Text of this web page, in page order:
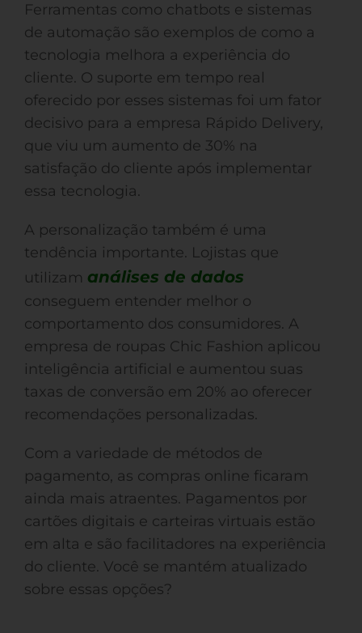
Ferramentas como chatbots e sistemas
de automação são exemplos de como a
tecnologia melhora a experiência do
cliente. O suporte em tempo real
oferecido por esses sistemas foi um fator
decisivo para a empresa Rápido Delivery,
que viu um aumento de 30% na
satisfação do cliente após implementar
essa tecnologia.
A personalização também é uma
tendência importante. Lojistas que
utilizam análises de dados
conseguem entender melhor o
comportamento dos consumidores. A
empresa de roupas Chic Fashion aplicou
inteligência artificial e aumentou suas
taxas de conversão em 20% ao oferecer
recomendações personalizadas.
Com a variedade de métodos de
pagamento, as compras online ficaram
ainda mais atraentes. Pagamentos por
cartões digitais e carteiras virtuais estão
em alta e são facilitadores na experiência
do cliente. Você se mantém atualizado
sobre essas opções?